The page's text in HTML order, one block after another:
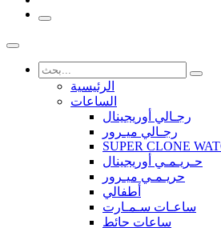
الرئيسية
الساعات
رجـالي أوريجينال
رجـالي ميـرور
SUPER CLONE
حـريـمـي أوريجينال
حريـمـي ميـرور
أطفالي
ساعـات سـمـارت
ساعات حائط